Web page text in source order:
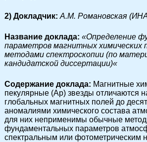
2) Докладчик: А.М. Романовская
Название доклада: «Определение
параметров магнитных химических
методами спектроскопии (по
кандидатской диссертации)«
Cодержание доклада: Магнитные
пекулярные (Ар) звезды отличаются
глобальных магнитных полей до
аномалиями химического состава
для них неприменимы обычные
фундаментальных параметров
спектральным или фотометрическим